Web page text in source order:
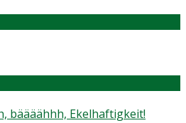
bäääähhh, Ekelhaftigkeit!